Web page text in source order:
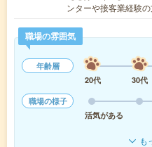
ンターや接客業経験
職場の雰囲気
年齢層
20代
30代
職場の様子
活気がある
も